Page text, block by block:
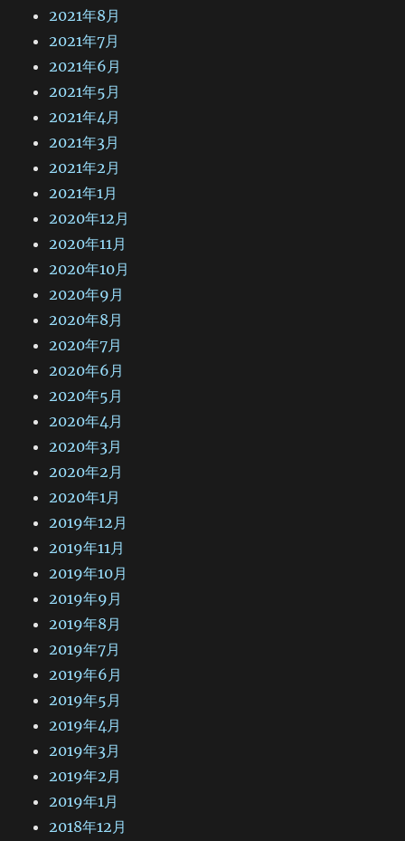
2021年8月
2021年7月
2021年6月
2021年5月
2021年4月
2021年3月
2021年2月
2021年1月
2020年12月
2020年11月
2020年10月
2020年9月
2020年8月
2020年7月
2020年6月
2020年5月
2020年4月
2020年3月
2020年2月
2020年1月
2019年12月
2019年11月
2019年10月
2019年9月
2019年8月
2019年7月
2019年6月
2019年5月
2019年4月
2019年3月
2019年2月
2019年1月
2018年12月